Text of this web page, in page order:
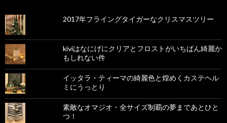
2017年フライングタイガーなクリスマスツリー
kiviはなにげにクリアとフロストがいちばん綺麗か
もしれない件
イッタラ・ティーマの綺麗色と煌めくカステヘル
ミにうっとり
素敵なオマジオ・全サイズ制覇の夢まであとひと
つ！